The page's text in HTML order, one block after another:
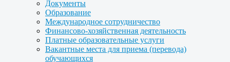
Документы
Образование
Международное сотрудничество
Финансово-хозяйственная деятельность
Платные образовательные услуги
Вакантные места для приема (перевода)
обучающихся